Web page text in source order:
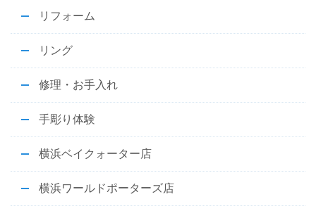
リフォーム
リング
修理・お手入れ
手彫り体験
横浜ベイクォーター店
横浜ワールドポーターズ店